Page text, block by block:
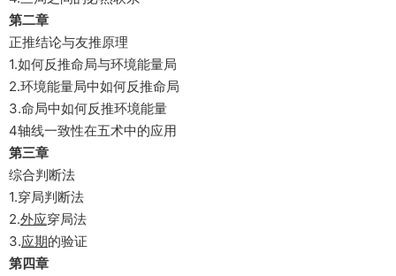
第二章
正推结论与友推原理
1.如何反推命局与环境能量局
2.环境能量局中如何反推命局
3.命局中如何反推环境能量
4轴线一致性在五术中的应用
第三章
综合判断法
1.穿局判断法
2.外应穿局法
3.应期的验证
第四章